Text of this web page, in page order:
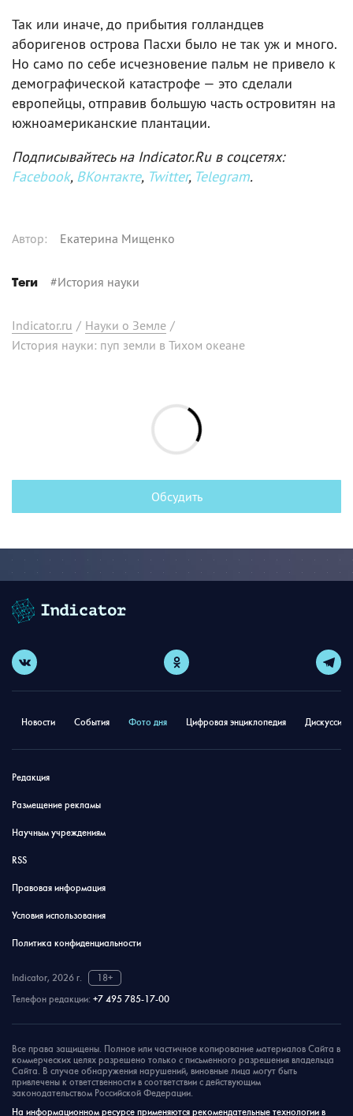
Так или иначе, до прибытия голландцев
аборигенов острова Пасхи было не так уж и много.
Но само по себе исчезновение пальм не привело к
демографической катастрофе — это сделали
европейцы, отправив большую часть островитян на
южноамериканские плантации.
Подписывайтесь на Indicator.Ru в соцсетях:
Facebook, ВКонтакте, Twitter, Telegram.
Автор: Екатерина Мищенко
Теги #История науки
Indicator.ru / Науки о Земле /
История науки: пуп земли в Тихом океане
Обсудить
Новости События Фото дня Цифровая энциклопедия
Редакция
Размещение рекламы
Научным учреждениям
RSS
Правовая информация
Условия использования
Политика конфиденциальности
Indicator, 2026 г.
18+
Телефон редакции: +7 495 785-17-00
Все права защищены. Полное или частичное копирование материалов Сайта в
коммерческих целях разрешено только с письменного разрешения владельца
Сайта. В случае обнаружения нарушений, виновные лица могут быть
привлечены к ответственности в соответствии с действующим
законодательством Российской Федерации.
На информационном ресурсе применяются рекомендательные технологии в